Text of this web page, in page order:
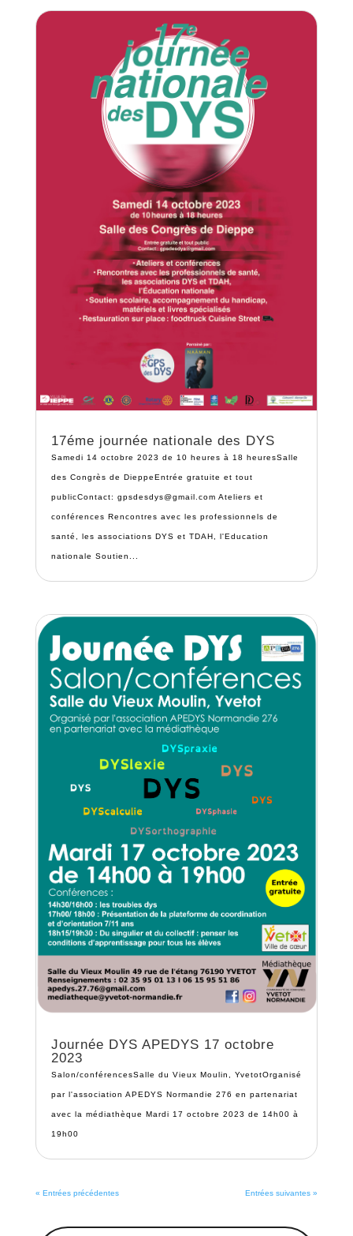
17éme journée nationale des DYS
Samedi 14 octobre 2023 de 10 heures à 18 heuresSalle
des Congrès de DieppeEntrée gratuite et tout
publicContact: gpsdesdys@gmail.com Ateliers et
conférences Rencontres avec les professionnels de
santé, les associations DYS et TDAH, l'Education
nationale Soutien...
Journée DYS APEDYS 17 octobre
2023
Salon/conférencesSalle du Vieux Moulin, YvetotOrganisé
par l'association APEDYS Normandie 276 en partenariat
avec la médiathèque Mardi 17 octobre 2023 de 14h00 à
19h00
« Entrées précédentes Entrées suivantes »